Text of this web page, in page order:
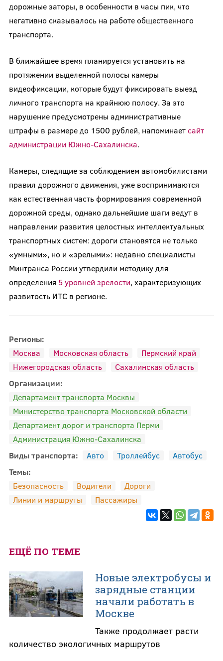
дорожные заторы, в особенности в часы пик, что
негативно сказывалось на работе общественного
транспорта.
В ближайшее время планируется установить на
протяжении выделенной полосы камеры
видеофиксации, которые будут фиксировать выезд
личного транспорта на крайнюю полосу. За это
нарушение предусмотрены административные
штрафы в размере до 1500 рублей, напоминает сайт
администрации Южно-Сахалинска.
Камеры, следящие за соблюдением автомобилистами
правил дорожного движения, уже воспринимаются
как естественная часть формирования современной
дорожной среды, однако дальнейшие шаги ведут в
направлении развития целостных интеллектуальных
транспортных систем: дороги становятся не только
«умными», но и «зрелыми»: недавно специалисты
Минтранса России утвердили методику для
определения 5 уровней зрелости, характеризующих
развитость ИТС в регионе.
Регионы:
Москва
Московская область
Пермский край
Нижегородская область
Сахалинская область
Организации:
Департамент транспорта Москвы
Министерство транспорта Московской области
Департамент дорог и транспорта Перми
Администрация Южно-Сахалинска
Виды транспорта:
Авто Троллейбус
Автобус
Темы:
Безопасность
Водители
Дороги
Линии и маршруты
Пассажиры
ЕЩЁ ПО ТЕМЕ
Новые электробусы и
зарядные станции
начали работать в
Москве
Также продолжает расти
количество экологичных маршрутов